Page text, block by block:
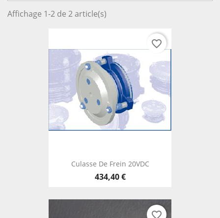
Affichage 1-2 de 2 article(s)
Culasse De Frein 20VDC
434,40 €
favorite_border
favorite_border